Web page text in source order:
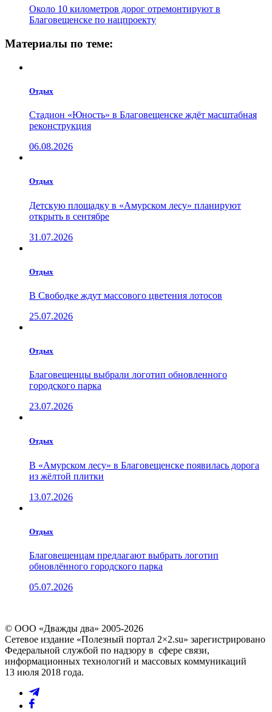
Около 10 километров дорог отремонтируют в
Благовещенске по нацпроекту
Материалы по теме:
Отдых
Стадион «Юность» в Благовещенске ждёт масштабная
реконструкция
06.08.2026
Отдых
Детскую площадку в «Амурском лесу» планируют
открыть в сентябре
31.07.2026
Отдых
В Свободке ждут массового цветения лотосов
25.07.2026
Отдых
Благовещенцы выбрали логотип обновленного
городского парка
23.07.2026
Отдых
В «Амурском лесу» в Благовещенске появилась дорога
из жёлтой плитки
13.07.2026
Отдых
Благовещенцам предлагают выбрать логотип
обновлённого городского парка
05.07.2026
© ООО «Дважды два» 2005-2026
Сетевое издание «Полезный портал 2×2.su» зарегистрировано
Федеральной службой по надзору в сфере связи,
информационных технологий и массовых коммуникаций
13 июля 2018 года.